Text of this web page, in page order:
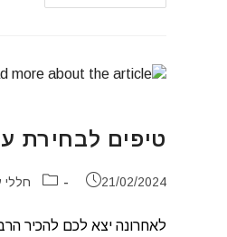
להשכרה
טיפים לבחירת
פורסם:
21/02/2024 קטגוריה:
חללי
לאחרונה יצא לכם להכיר